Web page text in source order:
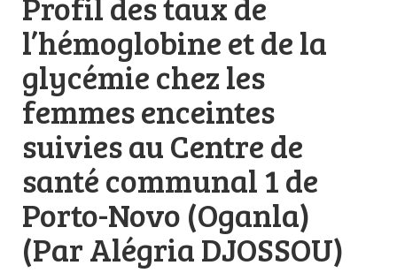
l’hémoglobine et de la
glycémie chez les
femmes enceintes
suivies au Centre de
santé communal 1 de
Porto-Novo (Oganla)
(Par Alégria DJOSSOU)